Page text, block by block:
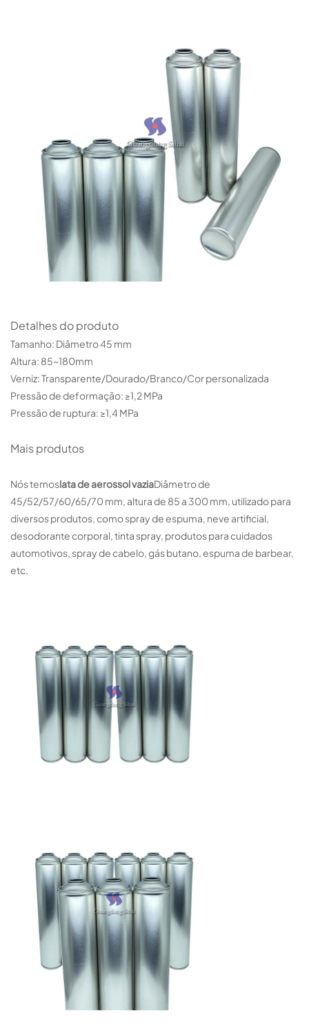
Detalhes do produto
Tamanho: Diâmetro 45 mm
Altura: 85~180mm
Verniz: Transparente/Dourado/Branco/Cor personalizada
Pressão de deformação: ≥1,2 MPa
Pressão de ruptura: ≥1,4 MPa
Mais produtos
Nós temoslata de aerossol vaziaDiâmetro de
45/52/57/60/65/70 mm, altura de 85 a 300 mm, utilizado para
diversos produtos, como spray de espuma, neve artificial,
desodorante corporal, tinta spray, produtos para cuidados
automotivos, spray de cabelo, gás butano, espuma de barbear,
etc.